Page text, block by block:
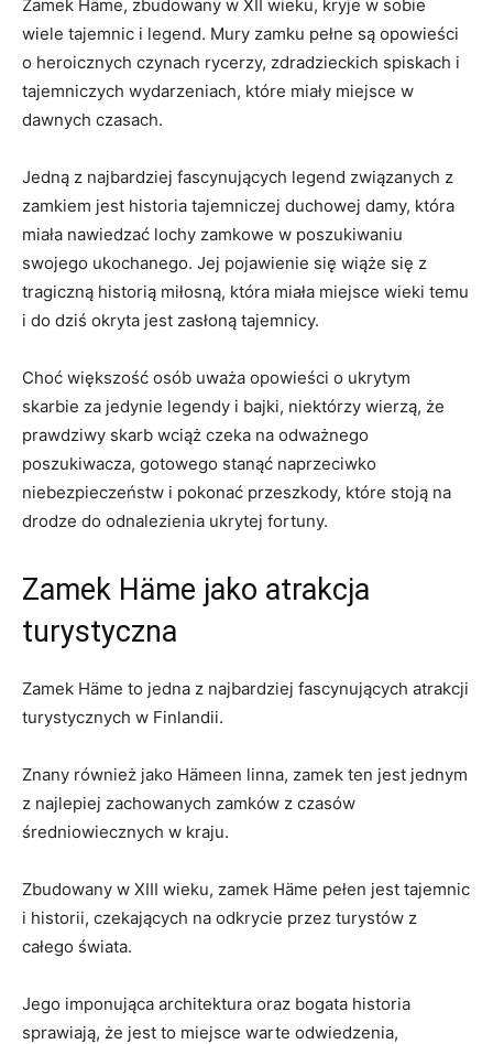
Zamek Häme, zbudowany w XII wieku, kryje w sobie
wiele tajemnic⁢ i legend. Mury ​zamku pełne są ⁤opowieści
o heroicznych czynach rycerzy, zdradzieckich spiskach i
tajemniczych wydarzeniach, które miały miejsce ‌w
dawnych czasach.
Jedną z najbardziej fascynujących legend związanych z⁤
zamkiem jest historia tajemniczej duchowej damy, ⁣która
miała ⁤nawiedzać lochy zamkowe w poszukiwaniu
swojego ⁢ukochanego.​ Jej⁤ pojawienie się wiąże się z
tragiczną historią miłosną, która miała miejsce‍ wieki temu
i do ​dziś ​okryta jest zasłoną tajemnicy.
Choć ⁤większość osób‍ uważa opowieści o ukrytym
⁣skarbie za‍ jedynie legendy i⁣ bajki, niektórzy⁢ wierzą, że
prawdziwy skarb wciąż czeka‌ na odważnego
poszukiwacza, gotowego stanąć naprzeciwko
niebezpieczeństw i pokonać przeszkody, które stoją ⁢na
drodze do odnalezienia ukrytej⁣ fortuny.
Zamek ‍Häme⁢ jako atrakcja
turystyczna
Zamek Häme to jedna⁢ z najbardziej​ fascynujących atrakcji
turystycznych ⁣w Finlandii.
Znany ‌również jako Hämeen linna, zamek⁢ ten⁣ jest jednym
z najlepiej zachowanych zamków ⁣z czasów ​
średniowiecznych w kraju.
Zbudowany w ‍XIII wieku, zamek Häme pełen ‍jest tajemnic
i historii, czekających na odkrycie przez turystów z
całego świata.
Jego imponująca architektura oraz bogata ​historia
sprawiają, ⁢że jest to miejsce warte odwiedzenia,‌